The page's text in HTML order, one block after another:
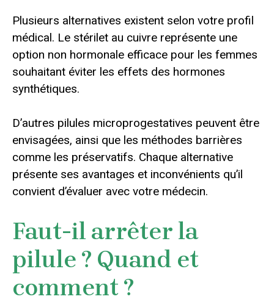
Plusieurs alternatives existent selon votre profil
médical. Le stérilet au cuivre représente une
option non hormonale efficace pour les femmes
souhaitant éviter les effets des hormones
synthétiques.
D’autres pilules microprogestatives peuvent être
envisagées, ainsi que les méthodes barrières
comme les préservatifs. Chaque alternative
présente ses avantages et inconvénients qu’il
convient d’évaluer avec votre médecin.
Faut-il arrêter la
pilule ? Quand et
comment ?